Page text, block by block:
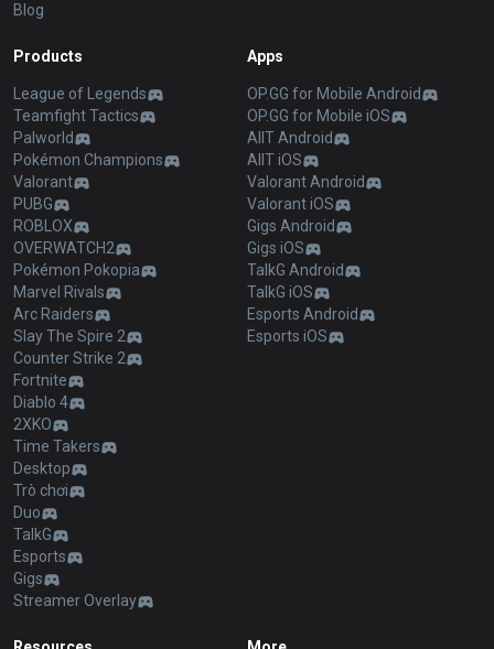
Blog
Products
League of Legends
Teamfight Tactics
Palworld
Pokémon Champions
Valorant
PUBG
ROBLOX
OVERWATCH2
Pokémon Pokopia
Marvel Rivals
Arc Raiders
Slay The Spire 2
Counter Strike 2
Fortnite
Diablo 4
2XKO
Time Takers
Desktop
Trò chơi
Duo
TalkG
Esports
Gigs
Streamer Overlay
Apps
OP.GG for Mobile Android
OP.GG for Mobile iOS
AllT Android
AllT iOS
Valorant Android
Valorant iOS
Gigs Android
Gigs iOS
TalkG Android
TalkG iOS
Esports Android
Esports iOS